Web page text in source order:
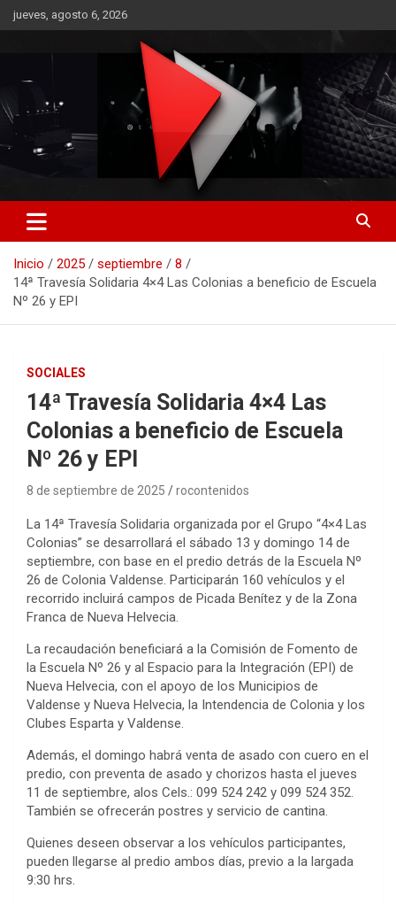
Saltar
al
jueves, agosto 6, 2026
RO CONTENIDOS
Inicio 2025 septiembre
8
14ª Travesía Solidaria 4×4 Las Colonias a beneficio de Escuela
Nº 26 y EPI
SOCIALES
14ª Travesía Solidaria 4×4 Las
Colonias a beneficio de Escuela
Nº 26 y EPI
8 de septiembre de 2025 rocontenidos
La 14ª Travesía Solidaria organizada por el Grupo “4×4 Las
Colonias” se desarrollará el sábado 13 y domingo 14 de
septiembre, con base en el predio detrás de la Escuela Nº
26 de Colonia Valdense. Participarán 160 vehículos y el
recorrido incluirá campos de Picada Benítez y de la Zona
Franca de Nueva Helvecia.
La recaudación beneficiará a la Comisión de Fomento de
la Escuela Nº 26 y al Espacio para la Integración (EPI) de
Nueva Helvecia, con el apoyo de los Municipios de
Valdense y Nueva Helvecia, la Intendencia de Colonia y los
Clubes Esparta y Valdense.
Además, el domingo habrá venta de asado con cuero en el
predio, con preventa de asado y chorizos hasta el jueves
11 de septiembre, alos Cels.: 099 524 242 y 099 524 352.
También se ofrecerán postres y servicio de cantina.
Quienes deseen observar a los vehículos participantes,
pueden llegarse al predio ambos días, previo a la largada
9:30 hrs.